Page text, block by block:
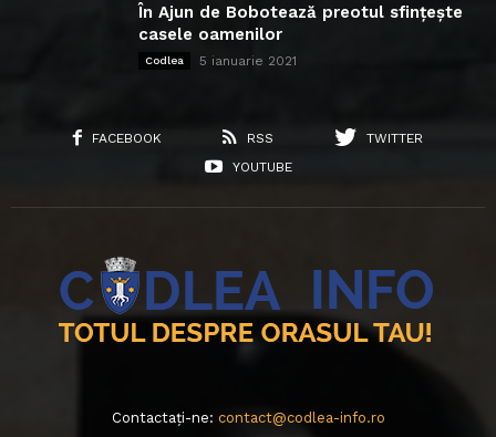
În Ajun de Bobotează preotul sfințește
casele oamenilor
Codlea 5 ianuarie 2021
FACEBOOK RSS
TWITTER
YOUTUBE
Contactați-ne: contact@codlea-info.ro